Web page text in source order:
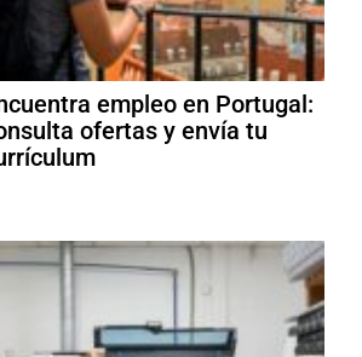
empleo en Portugal:
ofertas y envía tu